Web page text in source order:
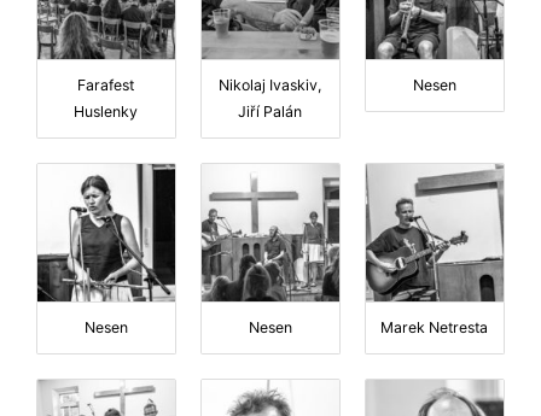
Farafest
Huslenky
Nikolaj Ivaskiv,
Jiří Palán
Nesen
Nesen Nesen Marek Netresta